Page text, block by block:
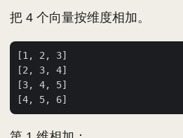
把 4 个向量按维度相加。
[1, 2, 3]
[2, 3, 4]
[3, 4, 5]